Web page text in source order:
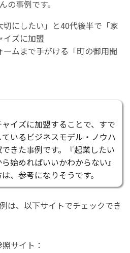
の事例です。
切にしたい」と40代後半で「家
イズに加盟
ムまで手がける「町の御用聞
イズに加盟することで、すで
いるビジネスモデル・ノウハ
きた事例です。『起業したい
始めればいいかわからない』
、参考になりそうです。
は、以下サイトでチェックでき
サイト：